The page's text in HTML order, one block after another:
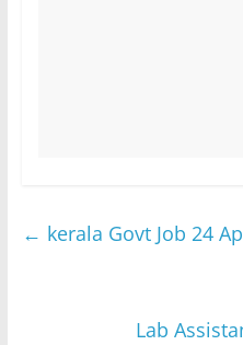
← kerala Govt Job 24
Lab